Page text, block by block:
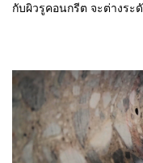
กับผิวรูคอนกรีต จะต่างระ